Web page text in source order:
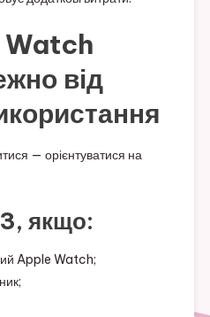
від
— орієнтуватися на
якщо:
Apple Watch;